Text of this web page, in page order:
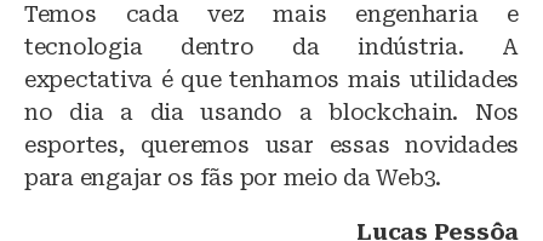
Temos cada vez mais engenharia e
tecnologia dentro da indústria. A
expectativa é que tenhamos mais utilidades
no dia a dia usando a blockchain. Nos
esportes, queremos usar essas novidades
para engajar os fãs por meio da Web3.
Lucas Pessôa